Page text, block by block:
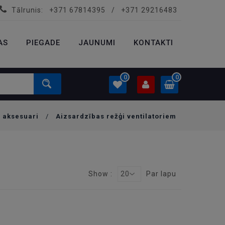
Tālrunis: +371 67814395 / +371 29216483
PIEGADE JAUNUMI KONTAKTI
0 0
Ielogoties
/ Aizsardzības režģi ventilatoriem
Show : 20 Par lapu